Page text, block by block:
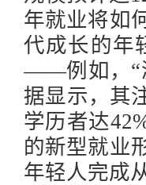
年就业将如
代成长的年
——例如，“
据显示，其
学历者达
的新型就业
年轻人完成